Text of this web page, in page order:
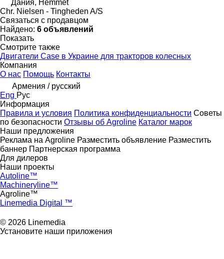
Дания, Hemmet
Chr. Nielsen - Tingheden A/S
Связаться с продавцом
Найдено: 6 объявлений
Показать
Смотрите также
Двигатели Case в Украине для тракторов колесных
Компания
О нас Помощь Контакты
Армения / русский
Eng Рус
Информация
Правила и условия Политика конфиденциальности Советы
по безопасности Отзывы об Agroline Каталог марок
Наши предложения
Реклама на Agroline Разместить объявление Разместить
баннер Партнерская программа
Для дилеров
Наши проекты
Autoline™
Machineryline™
Agroline™
Linemedia Digital ™
© 2026 Linemedia
Установите наши приложения